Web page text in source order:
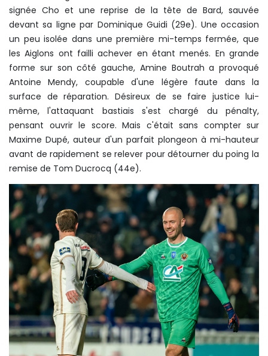
signée Cho et une reprise de la tête de Bard, sauvée
devant sa ligne par Dominique Guidi (29e). Une occasion
un peu isolée dans une première mi-temps fermée, que
les Aiglons ont failli achever en étant menés. En grande
forme sur son côté gauche, Amine Boutrah a provoqué
Antoine Mendy, coupable d'une légère faute dans la
surface de réparation. Désireux de se faire justice lui-
même, l'attaquant bastiais s'est chargé du pénalty,
pensant ouvrir le score. Mais c'était sans compter sur
Maxime Dupé, auteur d'un parfait plongeon à mi-hauteur
avant de rapidement se relever pour détourner du poing la
remise de Tom Ducrocq (44e).